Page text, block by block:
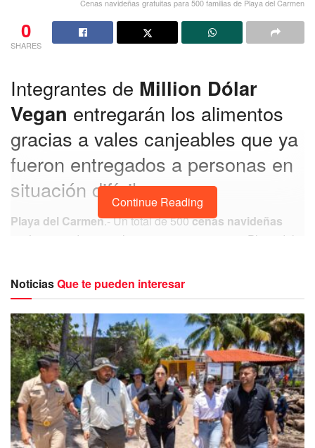
Cenas navideñas gratuitas para 500 familias de Playa del Carmen
0
SHARES
Integrantes de Million Dólar
Vegan entregarán los alimentos
gracias a vales canjeables que ya
fueron entregados a personas en
situación difícil.
Playa del Carmen.- Un total de 500cenas navideñas
serán repartidas entre los que menos tienen en Playa del
permanente para cambiar los hábitos alimenticios como el
consumo de productos de origen animal, por otros más
sanos como los productos a base de plantas, semillas y
frutos, indicó en entrevista Jéssica González Castro,
gerente enPlaya del Carmende la ONG Million Dólar
Vegan.
Las cenas navideñas serán repartidas enPlaya del
Carmen, acompañadas de vasitos de ponche navideño
frutal y también galletas, dos galletas por persona
Continue Reading
NoticiasQue te pueden interesar